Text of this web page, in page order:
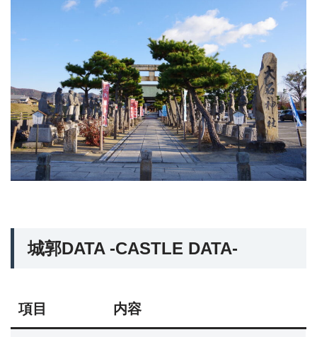
城郭DATA -CASTLE DATA-
項目 内容